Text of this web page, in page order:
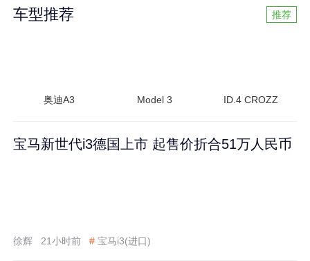
车型推荐 推荐
奥迪A3 Model 3 ID.4 CROZZ
宝马新世代i3德国上市 起售价折合51万人民币
徐辉 21小时前 # 宝马i3(进口)